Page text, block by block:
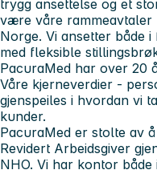
trygg ansettelse og et
være våre rammeavtaler
Norge. Vi ansetter både
med fleksible
PacuraMed har over 20
Våre kjerneverdier -
gjenspeiles i hvordan vi
kunder.
PacuraMed er stolte av
Revidert Arbeidsgiver
NHO. Vi har kontor både